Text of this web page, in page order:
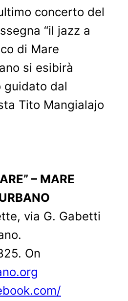
concerto del
“il jazz a
di Mare
si esibirà
guidato dal
Tito Mangialajo
– MARE
via G. Gabetti
On